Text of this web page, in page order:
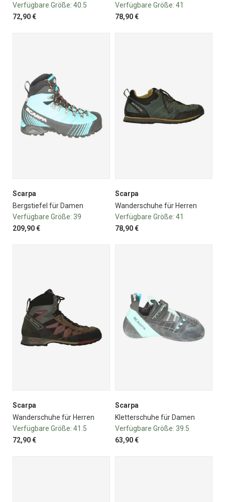
Verfügbare Größe: 40.5
72,90 €
Verfügbare Größe: 41
78,90 €
Scarpa
Bergstiefel für Damen
Verfügbare Größe: 39
209,90 €
Scarpa
Wanderschuhe für Herren
Verfügbare Größe: 41
78,90 €
Scarpa
Wanderschuhe für Herren
Verfügbare Größe: 41.5
72,90 €
Scarpa
Kletterschuhe für Damen
Verfügbare Größe: 39.5
63,90 €